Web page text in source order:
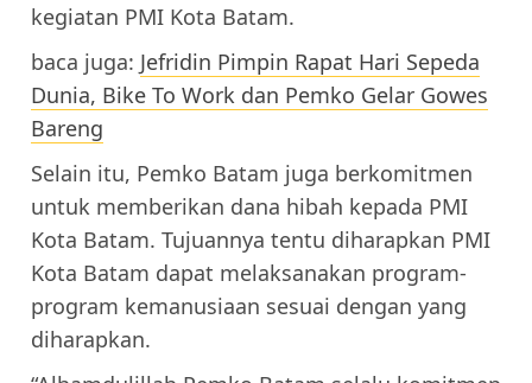
kegiatan PMI Kota Batam.
baca juga: Jefridin Pimpin Rapat Hari Sepeda
Dunia, Bike To Work dan Pemko Gelar Gowes
Bareng
Selain itu, Pemko Batam juga berkomitmen
untuk memberikan dana hibah kepada PMI
Kota Batam. Tujuannya tentu diharapkan PMI
Kota Batam dapat melaksanakan program-
program kemanusiaan sesuai dengan yang
diharapkan.